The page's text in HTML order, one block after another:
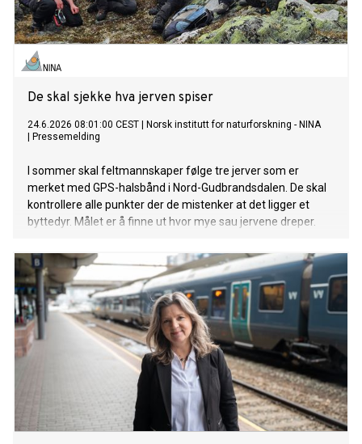
De skal sjekke hva jerven spiser
24.6.2026 08:01:00 CEST
Norsk institutt for naturforskning - NINA
Pressemelding
I sommer skal feltmannskaper følge tre jerver som er
merket med GPS-halsbånd i Nord-Gudbrandsdalen. De skal
kontrollere alle punkter der de mistenker at det ligger et
byttedyr. Målet er å finne ut hvor mye sau jervene dreper.